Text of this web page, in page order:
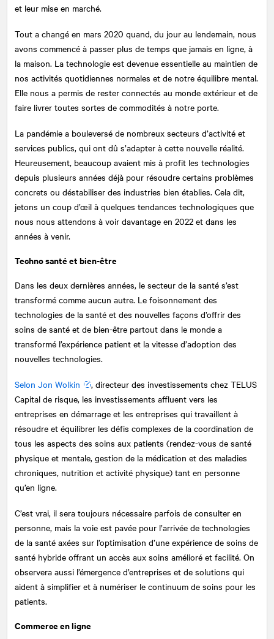
et leur mise en marché.
Tout a changé en mars 2020 quand, du jour au lendemain, nous
avons commencé à passer plus de temps que jamais en ligne, à
la maison. La technologie est devenue essentielle au maintien de
nos activités quotidiennes normales et de notre équilibre mental.
Elle nous a permis de rester connectés au monde extérieur et de
faire livrer toutes sortes de commodités à notre porte.
La pandémie a bouleversé de nombreux secteurs d’activité et
services publics, qui ont dû s’adapter à cette nouvelle réalité.
Heureusement, beaucoup avaient mis à profit les technologies
depuis plusieurs années déjà pour résoudre certains problèmes
concrets ou déstabiliser des industries bien établies. Cela dit,
jetons un coup d’œil à quelques tendances technologiques que
nous nous attendons à voir davantage en 2022 et dans les
années à venir.
Techno santé et bien-être
Dans les deux dernières années, le secteur de la santé s’est
transformé comme aucun autre. Le foisonnement des
technologies de la santé et des nouvelles façons d’offrir des
soins de santé et de bien-être partout dans le monde a
transformé l’expérience patient et la vitesse d’adoption des
nouvelles technologies.
Selon Jon Wolkin
, directeur des investissements chez TELUS
Capital de risque, les investissements affluent vers les
entreprises en démarrage et les entreprises qui travaillent à
résoudre et équilibrer les défis complexes de la coordination de
tous les aspects des soins aux patients (rendez-vous de santé
physique et mentale, gestion de la médication et des maladies
chroniques, nutrition et activité physique) tant en personne
qu’en ligne.
C’est vrai, il sera toujours nécessaire parfois de consulter en
personne, mais la voie est pavée pour l’arrivée de technologies
de la santé axées sur l’optimisation d’une expérience de soins de
santé hybride offrant un accès aux soins amélioré et facilité. On
observera aussi l’émergence d’entreprises et de solutions qui
aident à simplifier et à numériser le continuum de soins pour les
patients.
Commerce en ligne